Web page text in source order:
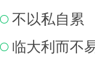
不以私自累
临大利而不